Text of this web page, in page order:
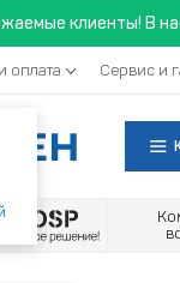
клиенты! В
оплата Сервис и